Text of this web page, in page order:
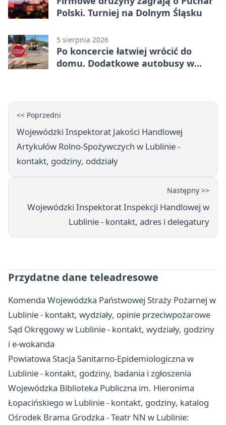
Polski. Turniej na Dolnym Śląsku
5 sierpnia 2026
Po koncercie łatwiej wrócić do
domu. Dodatkowe autobusy w
<< Poprzedni
Wojewódzki Inspektorat Jakości Handlowej
Artykułów Rolno-Spożywczych w Lublinie -
kontakt, godziny, oddziały
Następny >>
Wojewódzki Inspektorat Inspekcji Handlowej w
Lublinie - kontakt, adres i delegatury
Przydatne dane teleadresowe
Komenda Wojewódzka Państwowej Straży Pożarnej w
Lublinie - kontakt, wydziały, opinie przeciwpożarowe
Sąd Okręgowy w Lublinie - kontakt, wydziały, godziny
i e-wokanda
Powiatowa Stacja Sanitarno-Epidemiologiczna w
Lublinie - kontakt, godziny, badania i zgłoszenia
Wojewódzka Biblioteka Publiczna im. Hieronima
Łopacińskiego w Lublinie - kontakt, godziny, katalog
Ośrodek Brama Grodzka - Teatr NN w Lublinie: